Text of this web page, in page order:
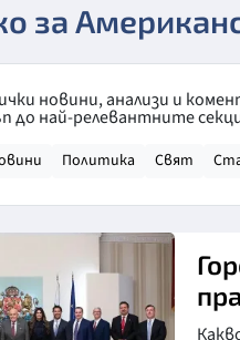
за
новини, анализи и
до най-релевантните
Политика Свят